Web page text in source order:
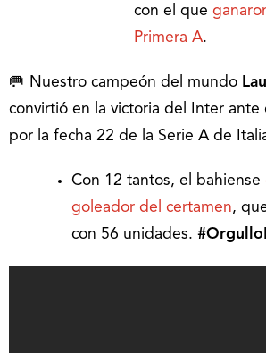
con el que
Primera A.
🥅 Nuestro campeón del mundo
convirtió en la victoria del Inter ante
por la fecha 22 de la Serie A de
Con 12 tantos, el bahiense
goleador del certamen,
con 56 unidades.